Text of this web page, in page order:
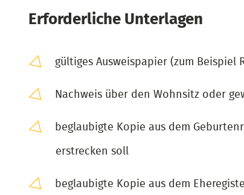
Erforderliche Unterlagen
gültiges Ausweispapier (zum Beispiel
Nachweis über den Wohnsitz oder
beglaubigte Kopie aus dem
erstrecken soll
beglaubigte Kopie aus dem